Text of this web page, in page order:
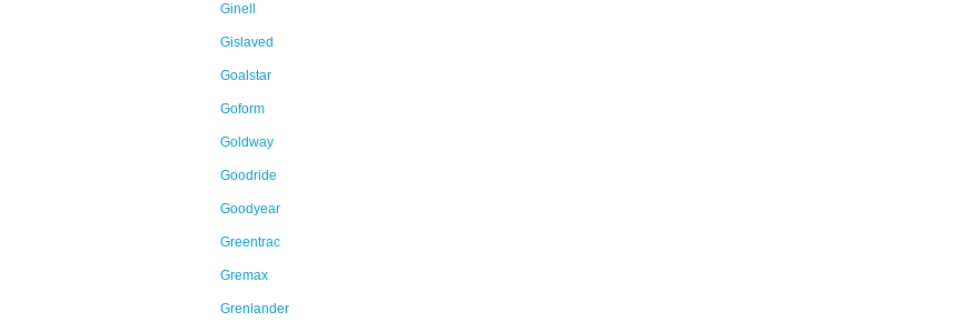
Ginell
Gislaved
Goalstar
Goform
Goldway
Goodride
Goodyear
Greentrac
Gremax
Grenlander